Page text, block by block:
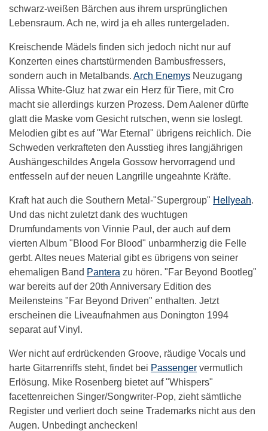
schwarz-weißen Bärchen aus ihrem ursprünglichen
Lebensraum. Ach ne, wird ja eh alles runtergeladen.
Kreischende Mädels finden sich jedoch nicht nur auf
Konzerten eines chartstürmenden Bambusfressers,
sondern auch in Metalbands. Arch Enemys Neuzugang
Alissa White-Gluz hat zwar ein Herz für Tiere, mit Cro
macht sie allerdings kurzen Prozess. Dem Aalener dürfte
glatt die Maske vom Gesicht rutschen, wenn sie loslegt.
Melodien gibt es auf "War Eternal" übrigens reichlich. Die
Schweden verkrafteten den Ausstieg ihres langjährigen
Aushängeschildes Angela Gossow hervorragend und
entfesseln auf der neuen Langrille ungeahnte Kräfte.
Kraft hat auch die Southern Metal-"Supergroup" Hellyeah.
Und das nicht zuletzt dank des wuchtugen
Drumfundaments von Vinnie Paul, der auch auf dem
vierten Album "Blood For Blood" unbarmherzig die Felle
gerbt. Altes neues Material gibt es übrigens von seiner
ehemaligen Band Pantera zu hören. "Far Beyond Bootleg"
war bereits auf der 20th Anniversary Edition des
Meilensteins "Far Beyond Driven" enthalten. Jetzt
erscheinen die Liveaufnahmen aus Donington 1994
separat auf Vinyl.
Wer nicht auf erdrückenden Groove, räudige Vocals und
harte Gitarrenriffs steht, findet bei Passenger vermutlich
Erlösung. Mike Rosenberg bietet auf "Whispers"
facettenreichen Singer/Songwriter-Pop, zieht sämtliche
Register und verliert doch seine Trademarks nicht aus den
Augen. Unbedingt anchecken!